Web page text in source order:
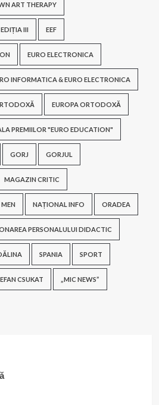
ART THERAPY
EDIȚIA III EEF
EURO ELECTRONICA
INFORMATICA & EURO ELECTRONICA
EUROPA ORTODOXĂ
PREMIILOR "EURO EDUCATION"
GORJ GORJUL
MAGAZIN CRITIC
MEN NAȚIONAL INFO ORADEA
PERSONALULUI DIDACTIC
SPANIA SPORT
CSUKAT „MIC NEWS”